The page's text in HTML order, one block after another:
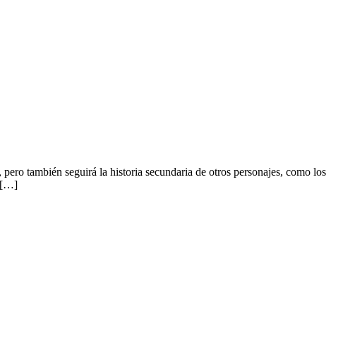
también seguirá la historia secundaria de otros personajes, como los
[…]